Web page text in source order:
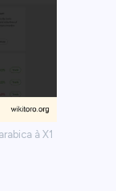
à X1